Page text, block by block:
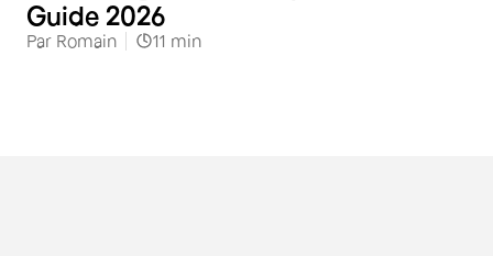
Guide 2026
Par Romain 11 min